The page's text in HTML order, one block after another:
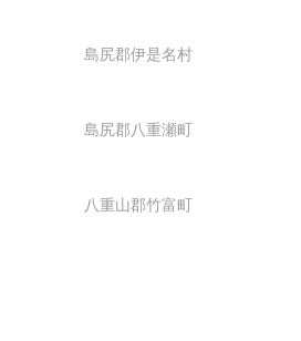
島尻郡伊是名村
島尻郡八重瀬町
八重山郡竹富町